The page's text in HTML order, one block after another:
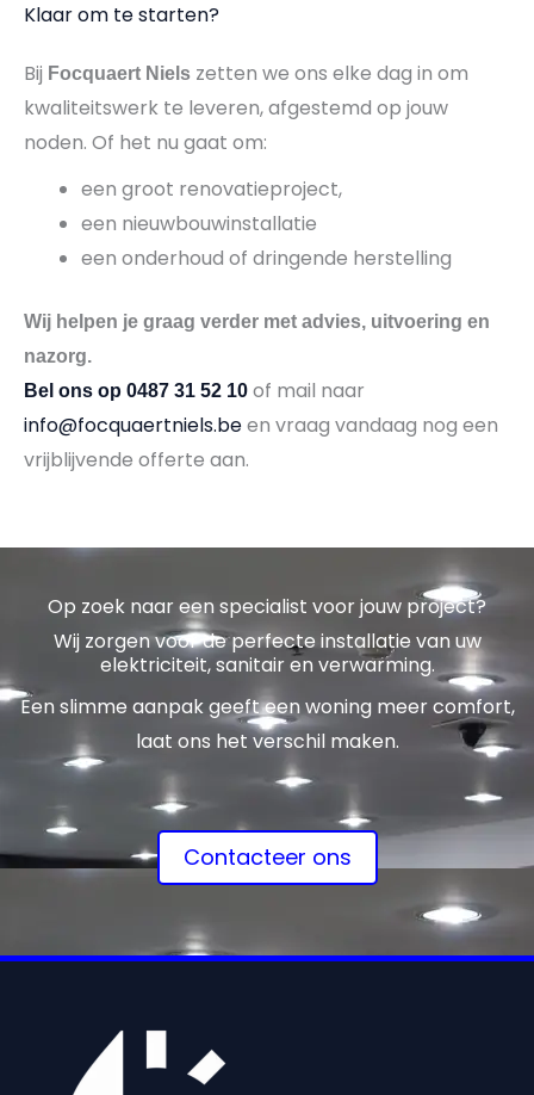
Klaar om te starten?
Bij Focquaert Niels zetten we ons elke dag in om
kwaliteitswerk te leveren, afgestemd op jouw
noden. Of het nu gaat om:
een groot renovatieproject,
een nieuwbouwinstallatie
een onderhoud of dringende herstelling
Wij helpen je graag verder met advies, uitvoering en
nazorg.
Bel ons op 0487 31 52 10 of mail naar
info@focquaertniels.been vraag vandaag nog een
vrijblijvende offerte aan.
Op zoek naar een specialist voor jouw project?
Wij zorgen voor de perfecte installatie van uw
elektriciteit, sanitair en verwarming.
Een slimme aanpak geeft een woning meer comfort,
laat ons het verschil maken.
Contacteer ons